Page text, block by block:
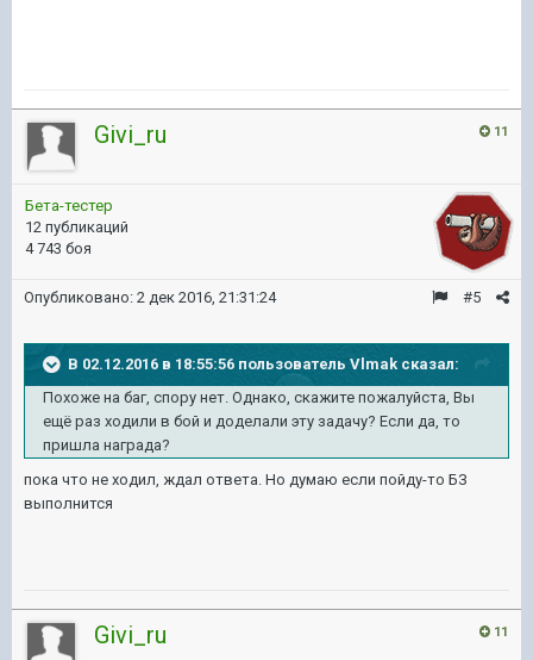
11
Givi_ru
Бета-тестер
12 публикаций
4 743 боя
#5
Опубликовано: 2 дек 2016, 21:31:24
В 02.12.2016 в 18:55:56 пользователь Vlmak сказал:
Похоже на баг, спору нет. Однако, скажите пожалуйста, Вы
ещё раз ходили в бой и доделали эту задачу? Если да, то
пришла награда?
пока что не ходил, ждал ответа. Но думаю если пойду-то БЗ
выполнится
11
Givi_ru